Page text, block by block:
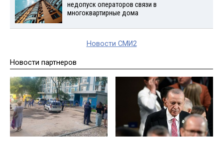
недопуск операторов связи в
многоквартирные дома
Новости СМИ2
Новости партнеров